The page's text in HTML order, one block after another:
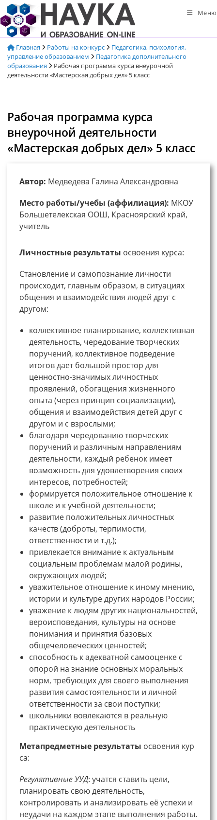
Перейти
к
содержимому
Меню
Главная Работы на конкурс
Педагогика, психология,
управление образованием
Педагогика дополнительного
образования
Рабочая программа курса внеурочной
деятельности «Мастерская добрых дел» 5 класс
Рабочая программа курса
внеурочной деятельности
«Мастерская добрых дел» 5 класс
Автор: Медведева Галина Александровна
Место работы/учебы (аффилиация): МКОУ
Большетелекская ООШ, Красноярский край,
учитель
Личностные результаты освоения курса:
Становление и самопознание личности
происходит, главным образом, в ситуациях
общения и взаимодействия людей друг с
другом:
коллективное планирование, коллективная
деятельность, чередование творческих
поручений, коллективное подведение
итогов дает большой простор для
ценностно-значимых личностных
проявлений, обогащения жизненного
опыта (через принцип социализации),
общения и взаимодействия детей друг с
другом и с взрослыми;
благодаря чередованию творческих
поручений и различным направлениям
деятельности, каждый ребенок имеет
возможность для удовлетворения своих
интересов, потребностей;
формируется положительное отношение к
школе и к учебной деятельности;
развитие положительных личностных
качеств (доброты, терпимости,
ответственности и т.д.);
привлекается внимание к актуальным
социальным проблемам малой родины,
окружающих людей;
уважительное отношение к иному мнению,
истории и культуре других народов России;
уважение к людям других национальностей,
вероисповедания, культуры на основе
понимания и принятия базовых
общечеловеческих ценностей;
способность к адекватной самооценке с
опорой на знание основных моральных
норм, требующих для своего выполнения
развития самостоятельности и личной
ответственности за свои поступки;
школьники вовлекаются в реальную
практическую деятельность
Метапредметные результаты освоения кур
са:
Регулятивные УУД: учатся ставить цели,
планировать свою деятельность,
контролировать и анализировать её успехи и
неудачи на каждом этапе выполнения работы.